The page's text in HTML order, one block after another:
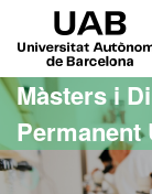
Ves al contingut
Ves a la navegació de
Màsters i
Permanent